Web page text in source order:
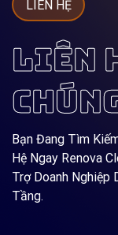
LIÊN HỆ
LIÊN
Bạn Đang Tìm
Hệ Ngay Renova
Trợ Doanh Nghiệp
Tầng.